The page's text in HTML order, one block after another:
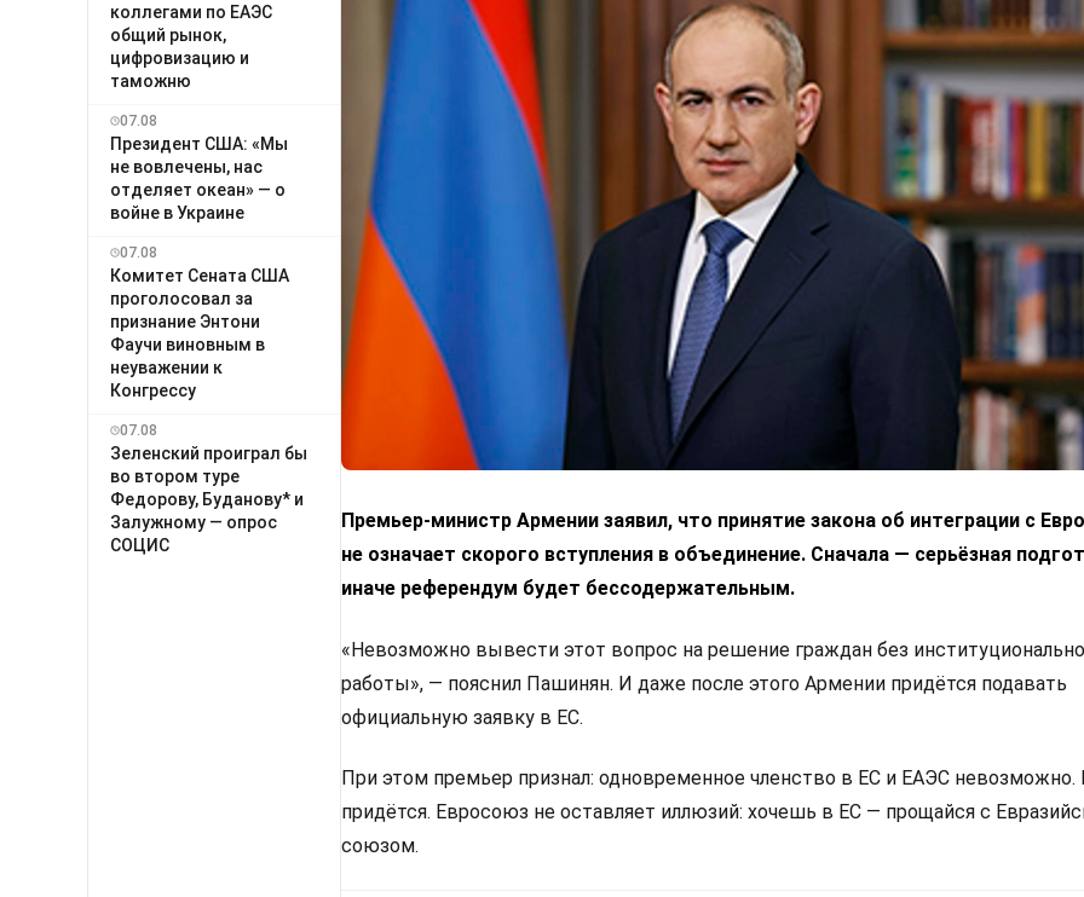
коллегами по ЕАЭС
общий рынок,
цифровизацию и
таможню
07.08
Президент США: «Мы
не вовлечены, нас
отделяет океан» — о
войне в Украине
07.08
Комитет Сената США
проголосовал за
признание Энтони
Фаучи виновным в
неуважении к
Конгрессу
07.08
Зеленский проиграл бы
во втором туре
Федорову, Буданову* и
Залужному — опрос
СОЦИС
Премьер-министр Армении заявил, что принятие закона об интеграции с
не означает скорого вступления в объединение. Сначала — серьёзная
иначе референдум будет бессодержательным.
«Невозможно вывести этот вопрос на решение граждан без
работы», — пояснил Пашинян. И даже после этого Армении придётся подавать
официальную заявку в ЕС.
При этом премьер признал: одновременное членство в ЕС и ЕАЭС невозможно.
придётся. Евросоюз не оставляет иллюзий: хочешь в ЕС — прощайся с
союзом.